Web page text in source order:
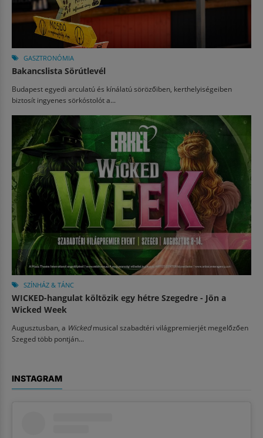
GASZTRONÓMIA
Bakancslista Sörútlevél
Budapest egyedi arculatú és kínálatú sörözőiben, kerthelyiségeiben
biztosít ingyenes sörkóstolót a...
SZÍNHÁZ & TÁNC
WICKED-hangulat költözik egy hétre Szegedre - Jön a
Wicked Week
Augusztusban, a Wickedmusical szabadtéri világpremierjét megelőzően
Szeged több pontján...
INSTAGRAM